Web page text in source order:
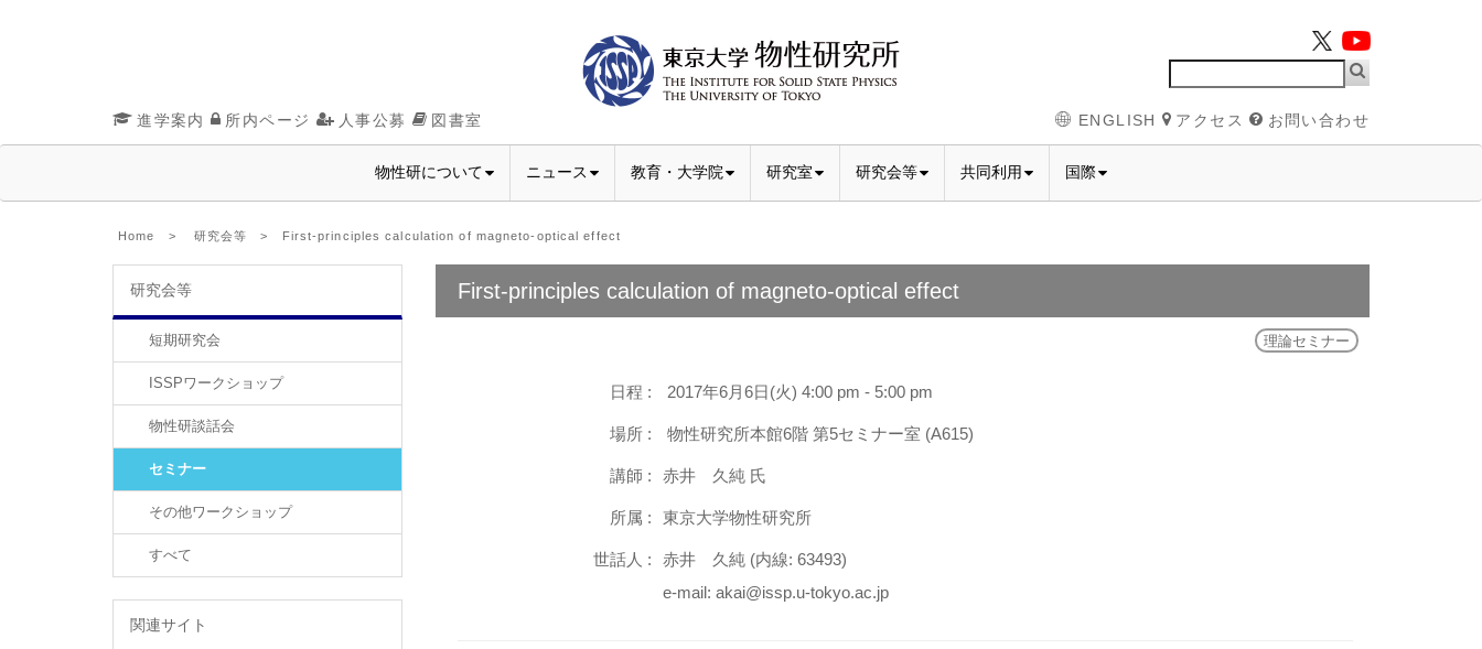
進学案内 所内ページ 人事公募 図書室 ENGLISH アクセス お問い合わせ
物性研について ニュース 教育・大学院 研究室 研究会等 共同利用 国際
Home > 研究会等 > First-principles calculation of magneto-optical effect
研究会等
短期研究会
ISSPワークショップ
物性研談話会
セミナー
その他ワークショップ
すべて
関連サイト
First-principles calculation of magneto-optical effect
理論セミナー
日程 : 2017年6月6日(火) 4:00 pm - 5:00 pm
場所 : 物性研究所本館6階 第5セミナー室 (A615)
講師 : 赤井 久純 氏
所属 : 東京大学物性研究所
世話人 :
赤井 久純 (内線: 63493)
e-mail: akai@issp.u-tokyo.ac.jp